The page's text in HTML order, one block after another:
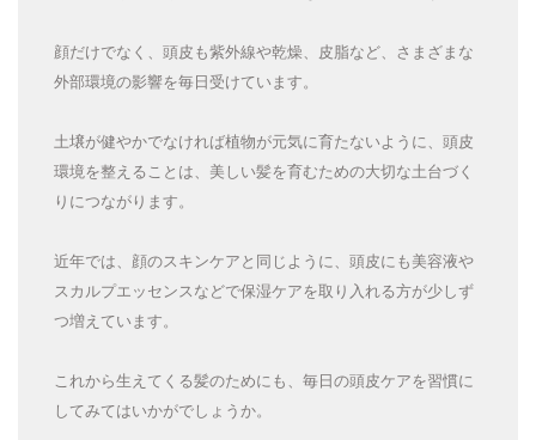
顔だけでなく、頭皮も紫外線や乾燥、皮脂など、さまざまな
外部環境の影響を毎日受けています。
土壌が健やかでなければ植物が元気に育たないように、頭皮
環境を整えることは、美しい髪を育むための大切な土台づく
りにつながります。
近年では、顔のスキンケアと同じように、頭皮にも美容液や
スカルプエッセンスなどで保湿ケアを取り入れる方が少しず
つ増えています。
これから生えてくる髪のためにも、毎日の頭皮ケアを習慣に
してみてはいかがでしょうか。